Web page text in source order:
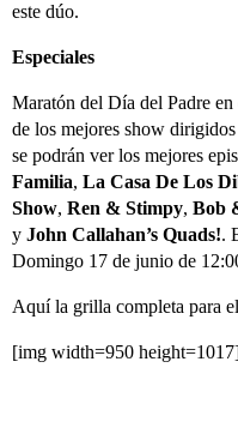
este dúo.
Especiales
Maratón del Día del Padre
de los mejores show
se podrán ver los mejores
Familia, La Casa De Los
Show, Ren & Stimpy, Bob
y John Callahan’s Quads!.
Domingo 17 de junio de
Aquí la grilla completa para
[img width=950